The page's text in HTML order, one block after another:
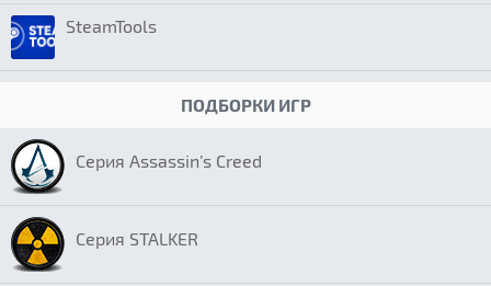
SteamTools
ПОДБОРКИ ИГР
Серия Assassin’s Creed
Серия STALKER